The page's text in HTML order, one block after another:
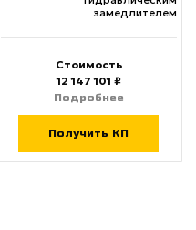
замедлителем
Стоимость
12 147 101 ₽
Подробнее
Получить КП